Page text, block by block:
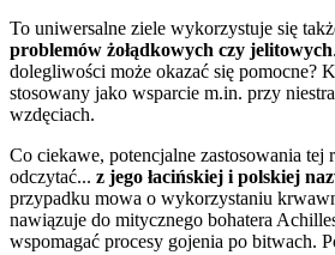
To uniwersalne ziele wykorzystuje się
problemów żołądkowych czy jelitowych
dolegliwości może okazać się pomocne?
stosowany jako wsparcie m.in. przy
wzdęciach.
Co ciekawe, potencjalne zastosowania tej
odczytać... z jego łacińskiej i polskiej
przypadku mowa o wykorzystaniu
nawiązuje do mitycznego bohatera
wspomagać procesy gojenia po bitwach.